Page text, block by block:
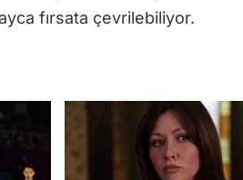
fırsata çevrilebiliyor.